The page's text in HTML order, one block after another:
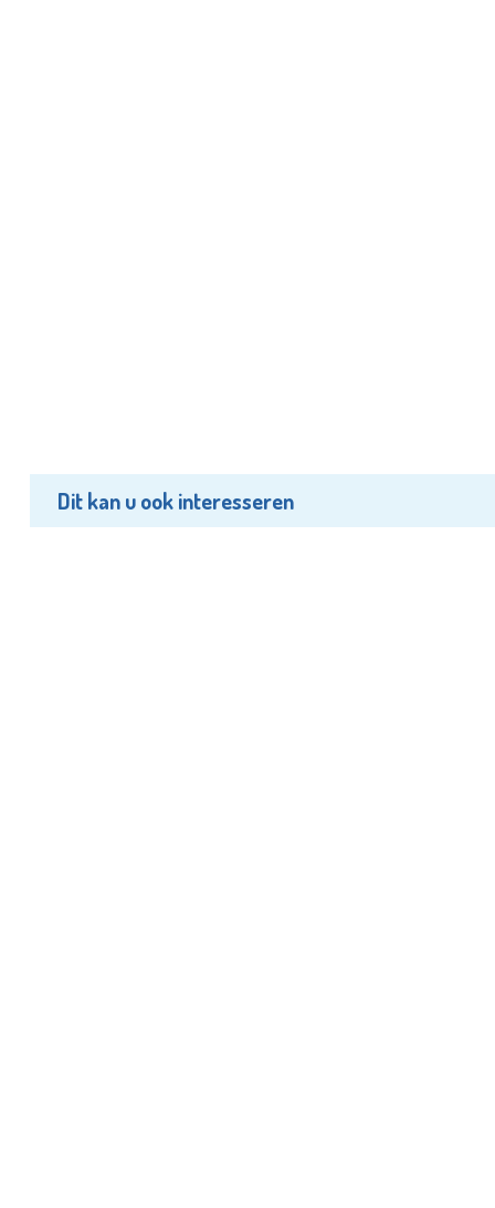
Dit kan u ook interesseren